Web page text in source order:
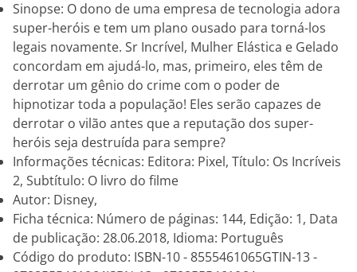
Sinopse: O dono de uma empresa de tecnologia adora
super-heróis e tem um plano ousado para torná-los
legais novamente. Sr Incrível, Mulher Elástica e Gelado
concordam em ajudá-lo, mas, primeiro, eles têm de
derrotar um gênio do crime com o poder de
hipnotizar toda a população! Eles serão capazes de
derrotar o vilão antes que a reputação dos super-
heróis seja destruída para sempre?
Informações técnicas: Editora: Pixel, Título: Os Incríveis
2, Subtítulo: O livro do filme
Autor: Disney,
Ficha técnica: Número de páginas: 144, Edição: 1, Data
de publicação: 28.06.2018, Idioma: Português
Código do produto: ISBN-10 - 8555461065GTIN-13 -